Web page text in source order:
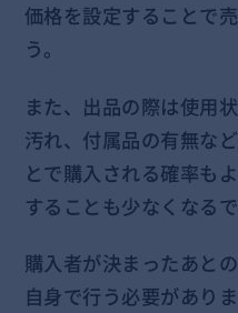
価格を設定することで
う。
また、出品の際は使用
汚れ、付属品の有無な
とで購入される確率も
することも少なくなるで
購入者が決まったあと
自身で行う必要がありま